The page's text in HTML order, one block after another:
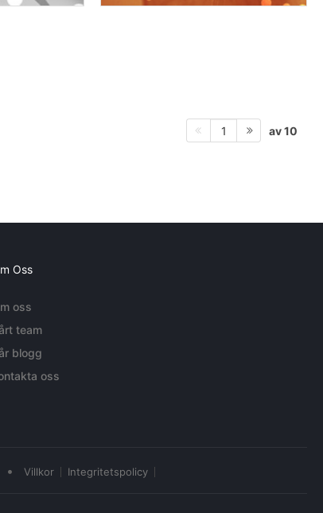
1 av 10
Oss
oss
team
blogg
oss
• Villkor Integritetspolicy